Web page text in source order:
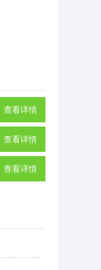
查看详情
查看详情
查看详情